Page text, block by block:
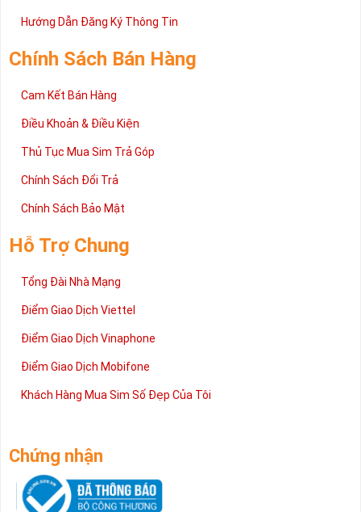
2 đang được rất nhiều khách hàng tin tưởng lựa chọn trên thị
cấp trong bài viết này sẽ giúp bạn hiểu rõ ý nghĩa và các bước đặt
mua sim số tại Sim Tiền Giang nhanh chóng nhất.
Chúc quý khách tìm được chiếc sim Tứ quý 2 như ý!
Hướng Dẫn Đăng Ký Thông Tin
Chính Sách Bán Hàng
Cam Kết Bán Hàng
Điều Khoản & Điều Kiện
Thủ Tục Mua Sim Trả Góp
Chính Sách Đổi Trả
Chính Sách Bảo Mật
Hỗ Trợ Chung
Tổng Đài Nhà Mạng
Điểm Giao Dịch Viettel
Điểm Giao Dịch Vinaphone
Điểm Giao Dịch Mobifone
Khách Hàng Mua Sim Số Đẹp Của Tôi
Chứng nhận